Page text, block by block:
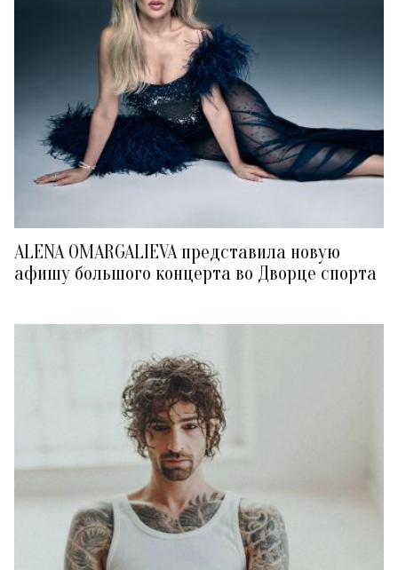
ALENA OMARGALIEVA представила новую
афишу большого концерта во Дворце спорта